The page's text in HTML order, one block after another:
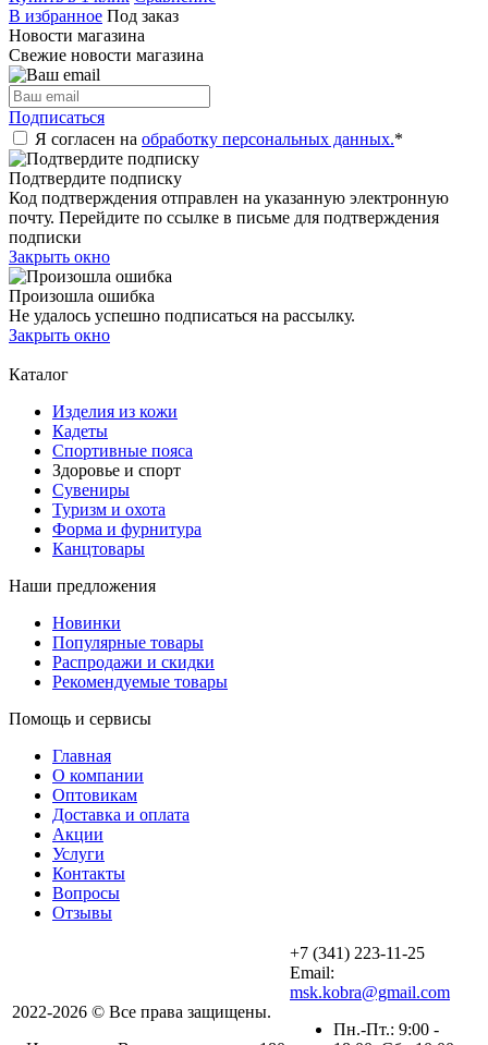
В избранное Под заказ
Новости магазина
Свежие новости магазина
Подписаться
Я согласен на обработку персональных данных.*
Подтвердите подписку
Код подтверждения отправлен на указанную электронную
почту. Перейдите по ссылке в письме для подтверждения
подписки
Закрыть окно
Произошла ошибка
Не удалось успешно подписаться на рассылку.
Закрыть окно
Каталог
Изделия из кожи
Кадеты
Спортивные пояса
Здоровье и спорт
Сувениры
Туризм и охота
Форма и фурнитура
Канцтовары
Наши предложения
Новинки
Популярные товары
Распродажи и скидки
Рекомендуемые товары
Помощь и сервисы
Главная
О компании
Оптовикам
Доставка и оплата
Акции
Услуги
Контакты
Вопросы
Отзывы
2022-2026 © Все права защищены.
+7 (341) 223-11-25
Email:
msk.kobra@gmail.com
Пн.-Пт.: 9:00 -